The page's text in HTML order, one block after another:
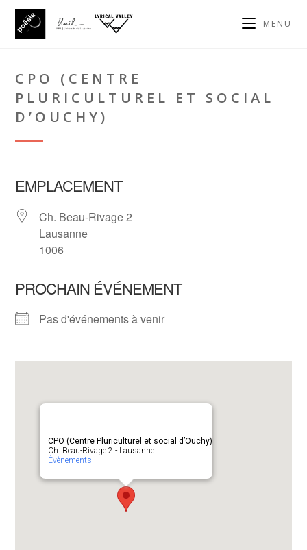
MENU
CPO (CENTRE
PLURICULTUREL ET SOCIAL
D’OUCHY)
EMPLACEMENT
Ch. Beau-Rivage 2
Lausanne
1006
PROCHAIN ÉVÉNEMENT
Pas d'événements à venir
CPO (Centre Pluriculturel et social d’Ouchy)
Ch. Beau-Rivage 2 - Lausanne
Évènements